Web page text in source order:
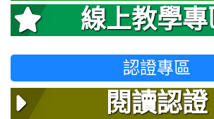
線上教學專
認證專區
閱讀認證